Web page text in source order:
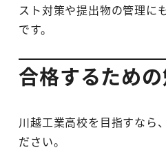
スト対策や提出物の管理に
です。
合格するため
川越工業高校を目指すなら
ださい。